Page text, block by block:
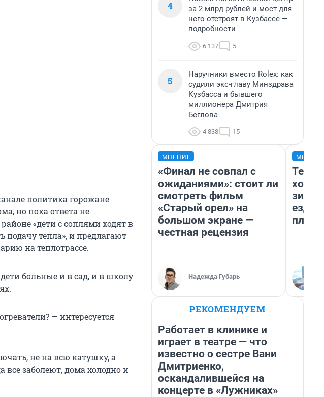
политика горожане
но пока ответа не
«дети с соплями ходят в
подачу тепла», и предлагают
на теплотрассе.
больные и в сад, и в школу
— интересуется
не на всю катушку, а
все заболеют, дома холодно и
4
за 2 млрд рублей и мост для
него отстроят в Кузбассе —
подробности
6 137 5
5
Наручники вместо Rolex: как
судили экс-главу Минздрава
Кузбасса и бывшего
миллионера Дмитрия
Беглова
4 838 15
МНЕНИЕ
«Финал не совпал с
ожиданиями»: стоит ли
смотреть фильм
«Старый орел» на
большом экране —
честная рецензия
Надежда Губарь
ездит
РЕКОМЕНДУЕМ
Работает в клинике и
играет в театре — что
известно о сестре Вани
Дмитриенко,
оскандалившейся на
концерте в «Лужниках»